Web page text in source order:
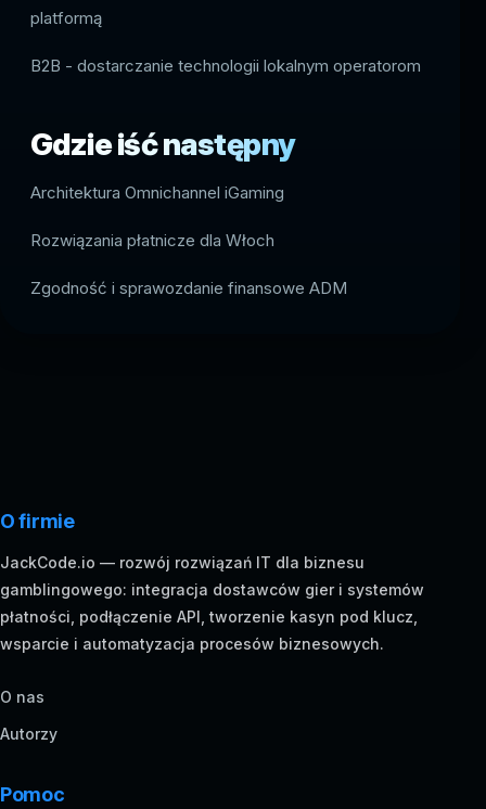
platformą
B2B - dostarczanie technologii lokalnym operatorom
Gdzie iść następny
Architektura Omnichannel iGaming
Rozwiązania płatnicze dla Włoch
Zgodność i sprawozdanie finansowe ADM
O firmie
JackCode.io — rozwój rozwiązań IT dla biznesu
gamblingowego: integracja dostawców gier i systemów
płatności, podłączenie API, tworzenie kasyn pod klucz,
wsparcie i automatyzacja procesów biznesowych.
O nas
Autorzy
Pomoc